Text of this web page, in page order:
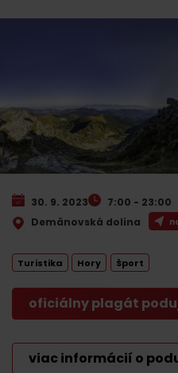
30. 9. 2023
7:00 - 23:00
Demänovská dolina
Hory Šport
Turistika
oficiálny plagát
viac informácií o